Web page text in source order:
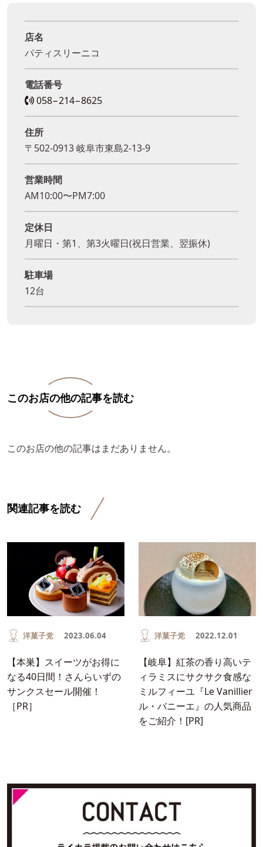
店名
パティスリーニコ
電話番号
058−214−8625
住所
〒502-0913 岐阜市東島2-13-9
営業時間
AM10:00〜PM7:00
定休日
月曜日・第1、第3火曜日(祝日営業、翌振休)
駐車場
12台
このお店の他の記事を読む
このお店の他の記事はまだありません。
関連記事を読む
洋菓子党 2023.06.04
【本巣】スイーツがお得に
なる40日間！さんらいずの
サンクスセール開催！
［PR］
洋菓子党 2022.12.01
【岐阜】紅茶の香り高いテ
ィラミスにサクサク食感な
ミルフィーユ『Le Vanillier
ル・バニーエ』の人気商品
をご紹介！[PR]